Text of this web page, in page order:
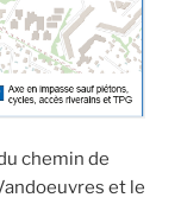
chemin de
et le